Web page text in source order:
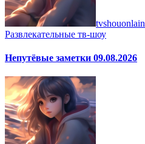
tvshouonlain
Развлекательные тв-шоу
Непутёвые заметки 09.08.2026